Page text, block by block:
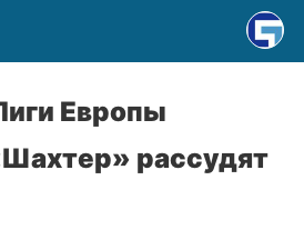
Европы
рассудят